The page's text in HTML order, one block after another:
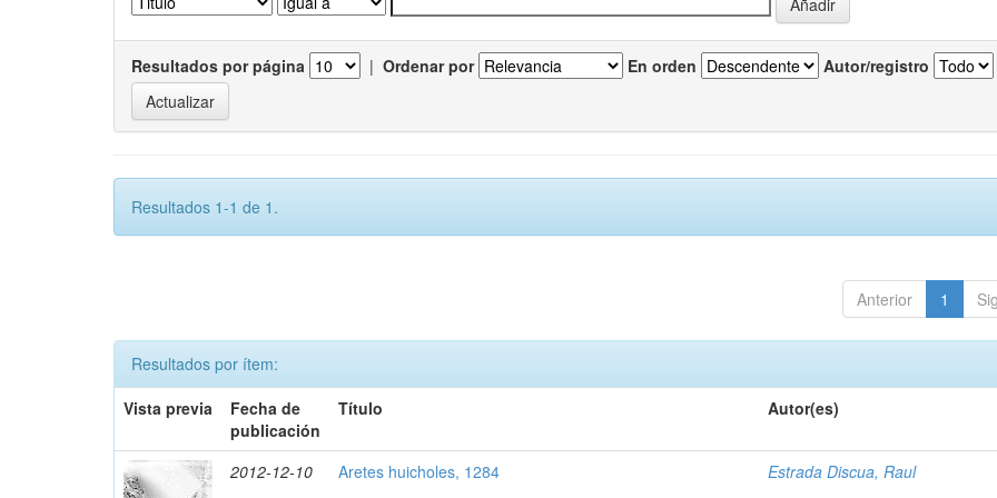
Resultados por página | Ordenar por En orden Autor/registro
Resultados 1-1 de 1.
Anterior 1
Resultados por ítem:
Vista previa
Fecha de
publicación
Título Autor(es)
2012-12-10 Aretes huicholes, 1284 Estrada Discua, Raul